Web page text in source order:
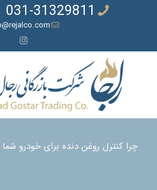
031-31329811
چرا کنترل روغن دنده برای خودرو